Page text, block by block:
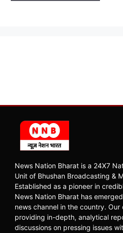
News Nation Bharat is a 24X7
Unit of Bhushan Broadcasting &
Established as a pioneer in
News Nation Bharat has
news channel in the country. Our
providing in-depth, analytical
discussions on pressing issues